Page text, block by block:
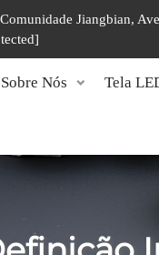
Jiangbian,
Sobre Nós Tela